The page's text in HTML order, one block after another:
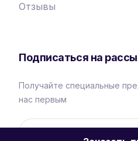
Отзывы
Подписаться на
Получайте специальные
нас первым